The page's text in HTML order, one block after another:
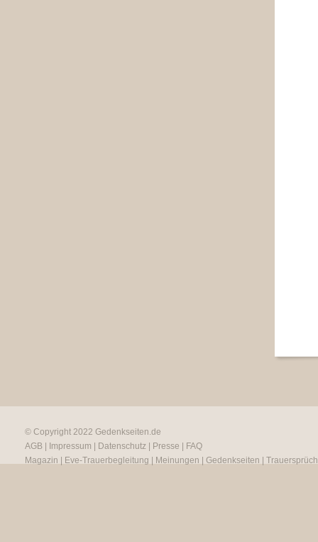
© Copyright 2022 Gedenkseiten.de
AGB
Impressum Datenschutz Presse
FAQ
Magazin
Eve-Trauerbegleitung Meinungen Gedenkseiten